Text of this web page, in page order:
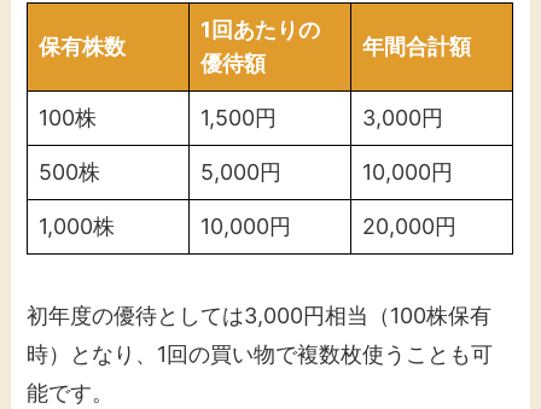
保有株数
1回あたりの
優待額
年間合計額
100株 1,500円 3,000円
500株 5,000円 10,000円
1,000株 10,000円 20,000円
初年度の優待としては3,000円相当（100株保有
時）となり、1回の買い物で複数枚使うことも可
能です。